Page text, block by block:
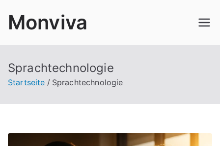
InhaltMonviva
Sprachtechnologie
Startseite Sprachtechnologie